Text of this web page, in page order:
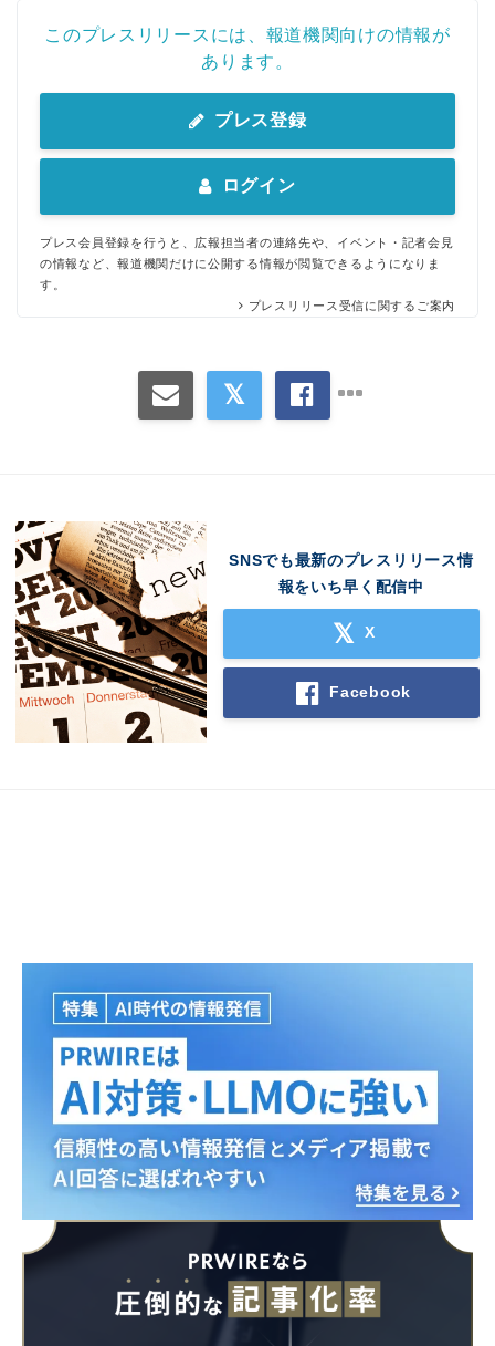
このプレスリリースには、報道機関向けの情報が
あります。
プレス登録
ログイン
プレス会員登録を行うと、広報担当者の連絡先や、イベント・記者会見
の情報など、報道機関だけに公開する情報が閲覧できるようになりま
す。
プレスリリース受信に関するご案内
SNSでも最新のプレスリリース情
報をいち早く配信中
X
Facebook